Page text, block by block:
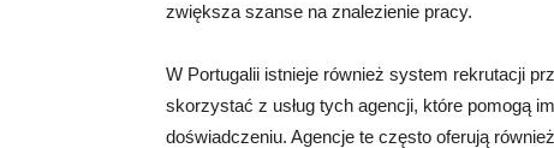
zwiększa szanse na znalezienie pracy.
W Portugalii istnieje również system rekrutacji
skorzystać z usług tych agencji, które pomogą
doświadczeniu. Agencje te często oferują